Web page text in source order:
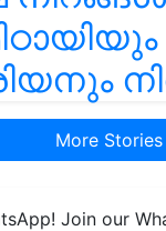
More Stories
Join our